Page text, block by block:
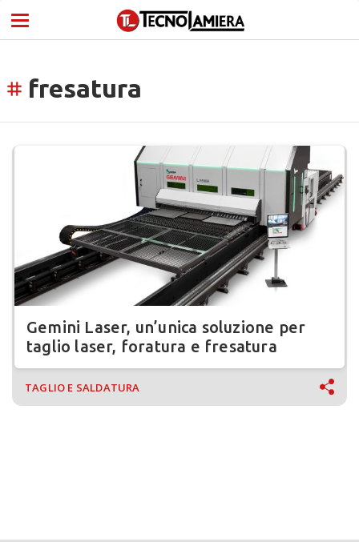
tag fresatura
Gemini Laser, un’unica soluzione per
taglio laser, foratura e fresatura
TAGLIO E SALDATURA